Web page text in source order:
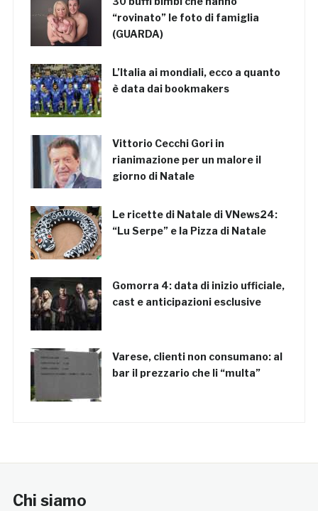
“rovinato” le foto di famiglia
(GUARDA)
L’Italia ai mondiali, ecco a quanto
è data dai bookmakers
Vittorio Cecchi Gori in
rianimazione per un malore il
giorno di Natale
Le ricette di Natale di VNews24:
“Lu Serpe” e la Pizza di Natale
Gomorra 4: data di inizio ufficiale,
cast e anticipazioni esclusive
Varese, clienti non consumano: al
bar il prezzario che li “multa”
Chi siamo